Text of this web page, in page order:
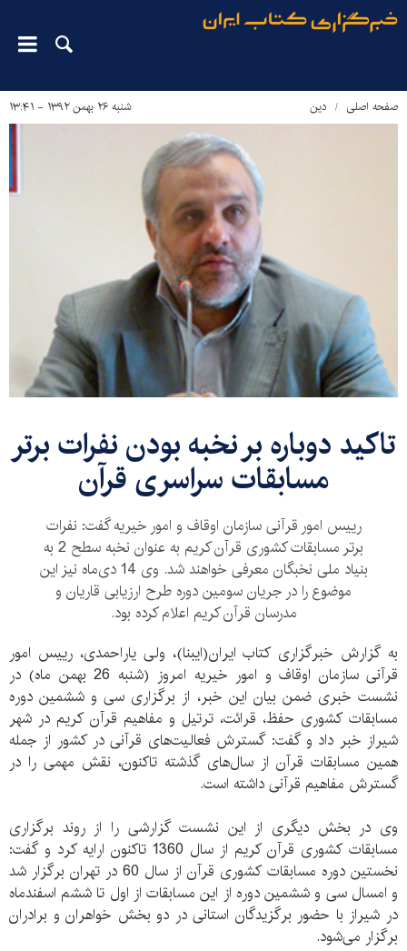
صفحه اصلی دین‌ شنبه ۲۶ بهمن ۱۳۹۲ - ۱۳:۴۱
تاکید دوباره بر نخبه بودن نفرات برتر
مسابقات سراسری قرآن
رییس امور قرآنی سازمان اوقاف و امور خیریه گفت: نفرات
برتر مسابقات کشوری قرآن کریم به عنوان نخبه سطح 2 به
بنیاد ملی نخبگان معرفی خواهند شد. وی 14 دی‌ماه نیز این
موضوع را در جریان سومین دوره طرح ارزیابی قاریان و
مدرسان قرآن کریم اعلام کرده بود.
به گزارش خبرگزاری کتاب ایران(ایبنا)، ولی یاراحمدی، رییس امور
قرآنی سازمان اوقاف و امور خیریه امروز (شنبه 26 بهمن ماه) در
نشست خبری ضمن بیان این خبر، از برگزاری سی و ششمین دوره
مسابقات کشوری حفظ، قرائت، ترتیل و مفاهیم قرآن کریم در شهر
شیراز خبر داد و گفت: گسترش فعالیت‌های قرآنی در کشور از جمله
همین مسابقات قرآن از سال‌های گذشته تاکنون، نقش مهمی را در
گسترش مفاهیم قرآنی داشته است.
وی در بخش دیگری از این نشست گزارشی را از روند برگزاری
مسابقات کشوری قرآن کریم از سال 1360 تاکنون ارایه کرد و گفت:
نخستین دوره مسابقات کشوری قرآن از سال 60 در تهران برگزار شد
و امسال سی و ششمین دوره از این مسابقات از اول تا ششم اسفندماه
در شیراز با حضور برگزیدگان استانی در دو بخش خواهران و برادران
برگزار می‌شود.